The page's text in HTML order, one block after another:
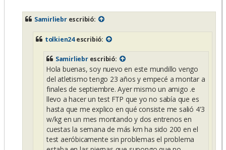
Samirliebrescribió:
tolkien24escribió:
Samirliebrescribió:
Hola buenas, soy nuevo en este mundillo vengo
del atletismo tengo 23 años y empecé a montar a
finales de septiembre. Ayer mismo un amigo .e
llevo a hacer un test FTP que yo no sabía que es
hasta que me explico en qué consiste me salió 4'3
w/kg en un mes montando y dos entrenos en
cuestas la semana de más km ha sido 200 en el
test aeróbicamente sin problemas el problema